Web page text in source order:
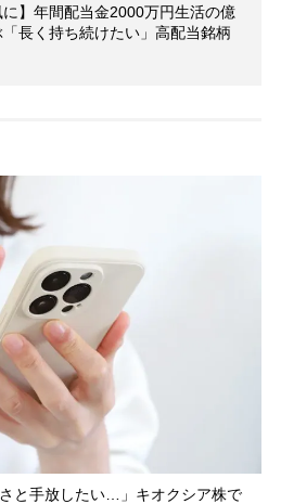
に】年間配当金2000万円生活の億
長く持ち続けたい」高配当銘柄
さと手放したい…」キオクシア株で